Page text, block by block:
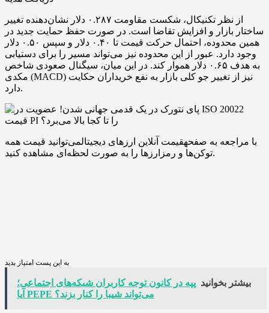
از نظر تکنیکال، شکست مقاومت ۰.۲۸۷ دلار نشان‌دهنده تغییر
ساختار بازار و افزایش تقاضا است. در صورت حفظ حمایت جدید در
همین محدوده، احتمال حرکت قیمت تا ۰.۴۰ دلار و سپس ۰.۵۰ دلار
وجود دارد. عبور از این محدوده نیز می‌تواند مسیر را برای دستیابی
به هدف ۰.۶۵ دلار هموار کند. در این میان، سیگنال صعودی شاخص
مکدی (MACD) نیز از تغییر جو کلی بازار به نفع خریداران حکایت
دارد.
با مراجعه به صفحهقیمت آنلاین ارزهای دیجیتالمی‌توانید قیمت همه
توکن‌ها و رمزارزها را به صورت لحظه‌ای مشاهده کنید.
به این پست امتیاز بدید
بیشتر بخوانید پپه در کانون توجه کاربران شبکه‌های اجتماعی؛
آیا PEPE می‌تواند شیبا را کنار بزند؟